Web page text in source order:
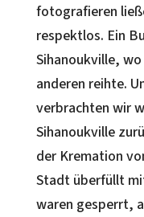
fotografieren
respektlos. Ein
Sihanoukville,
anderen reihte.
verbrachten wir
Sihanoukville
der Kremation
Stadt überfüllt
waren gesperrt,